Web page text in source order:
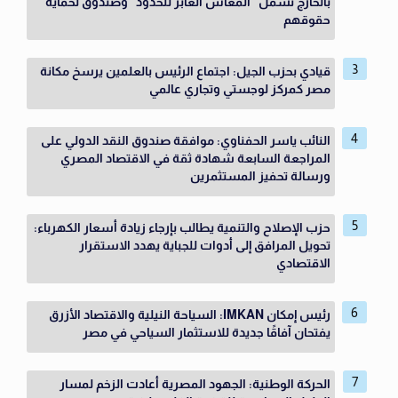
حقوقهم
قيادي بحزب الجيل: اجتماع الرئيس بالعلمين يرسخ مكانة
مصر كمركز لوجستي وتجاري عالمي
النائب ياسر الحفناوي: موافقة صندوق النقد الدولي على
المراجعة السابعة شهادة ثقة في الاقتصاد المصري
ورسالة تحفيز المستثمرين
حزب الإصلاح والتنمية يطالب بإرجاء زيادة أسعار الكهرباء:
تحويل المرافق إلى أدوات للجباية يهدد الاستقرار
الاقتصادي
رئيس إمكان IMKAN: السياحة النيلية والاقتصاد الأزرق
يفتحان آفاقًا جديدة للاستثمار السياحي في مصر
الحركة الوطنية: الجهود المصرية أعادت الزخم لمسار